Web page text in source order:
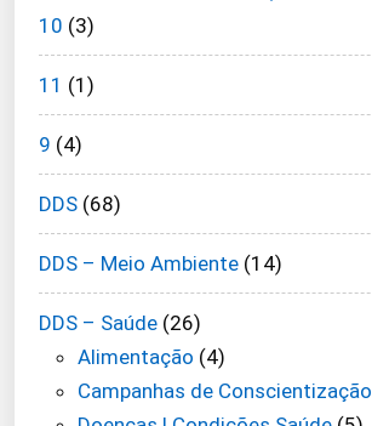
10 (3)
11 (1)
9 (4)
DDS (68)
DDS – Meio Ambiente (14)
DDS – Saúde (26)
Alimentação (4)
Campanhas de Conscientização